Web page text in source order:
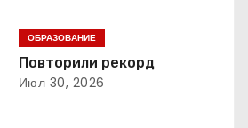
ОБРАЗОВАНИЕ
Повторили рекорд
Июл 30, 2026